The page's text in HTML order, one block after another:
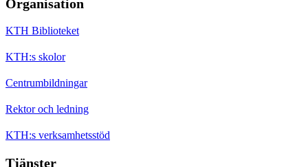
Organisation
KTH Biblioteket
KTH:s skolor
Centrumbildningar
Rektor och ledning
KTH:s verksamhetsstöd
Tjänster